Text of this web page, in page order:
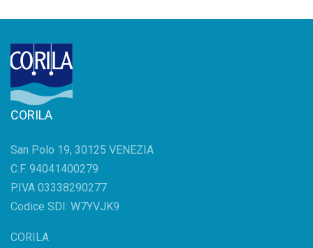
CORILA
San Polo 19, 30125 VENEZIA
C.F. 94041400279
P.IVA 03338290277
Codice SDI: W7YVJK9
CORILA